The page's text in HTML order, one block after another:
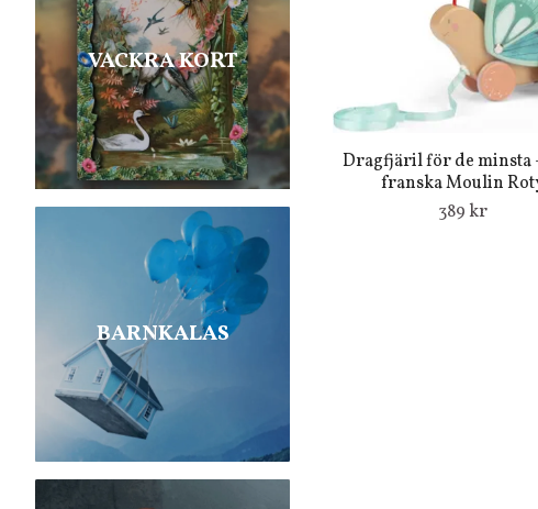
VACKRA KORT
BARNKALAS
Dragfjäril för de minsta
franska Moulin
389 kr